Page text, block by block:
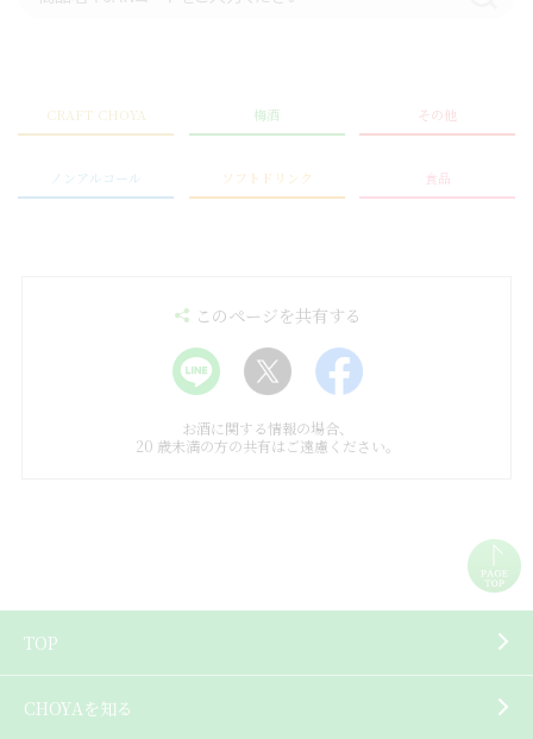
CRAFT CHOYA 梅酒 その他
ノンアルコール ソフトドリンク 食品
このページを共有する
お酒に関する情報の場合、
20 歳未満の方の共有はご遠慮ください。
TOP
CHOYAを知る